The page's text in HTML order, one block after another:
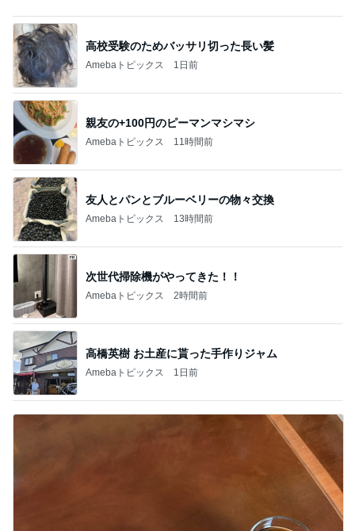
高校受験のためバッサリ切った長い髪
Amebaトピックス 1日前
親友の+100円のピーマンマシマシ
Amebaトピックス 11時間前
友人とパンとブルーベリーの物々交換
Amebaトピックス 13時間前
次世代掃除機がやってきた！！
Amebaトピックス 2時間前
高橋英樹 お土産に貰った手作りジャム
Amebaトピックス 1日前